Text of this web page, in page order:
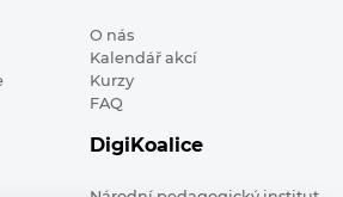
O nás
Kalendář akcí
Kurzy
FAQ
DigiKoalice